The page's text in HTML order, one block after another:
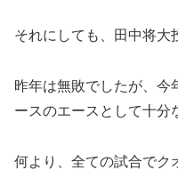
それにしても、田中将大
昨年は無敗でしたが、今
ースのエースとして十分
何より、全ての試合でク